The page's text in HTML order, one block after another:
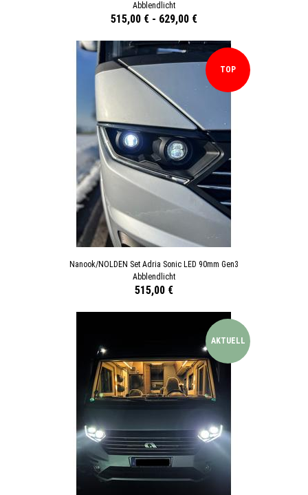
Abblendlicht
515,00 € - 629,00 €
TOP
Nanook/NOLDEN Set Adria Sonic LED 90mm Gen3
Abblendlicht
515,00 €
AKTUELL